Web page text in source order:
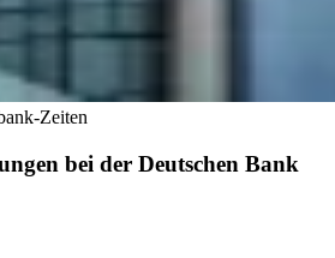
Zeiten
bei der Deutschen Bank